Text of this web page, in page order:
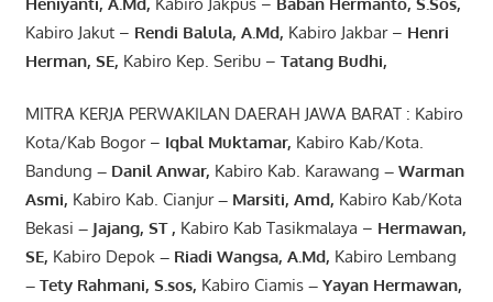
Kabiro Jakut – Rendi Balula, A.Md, Kabiro Jakbar – Henri
Herman, SE, Kabiro Kep. Seribu – Tatang Budhi,
MITRA KERJA PERWAKILAN DAERAH JAWA BARAT : Kabiro
Kota/Kab Bogor – Iqbal Muktamar, Kabiro Kab/Kota.
Bandung – Danil Anwar, Kabiro Kab. Karawang –Warman
Asmi, Kabiro Kab. Cianjur– Marsiti, Amd, Kabiro Kab/Kota
Bekasi – Jajang, ST , Kabiro Kab Tasikmalaya – Hermawan,
SE, Kabiro Depok– Riadi Wangsa, A.Md, Kabiro Lembang
– Tety Rahmani, S.sos, Kabiro Ciamis– Yayan Hermawan,